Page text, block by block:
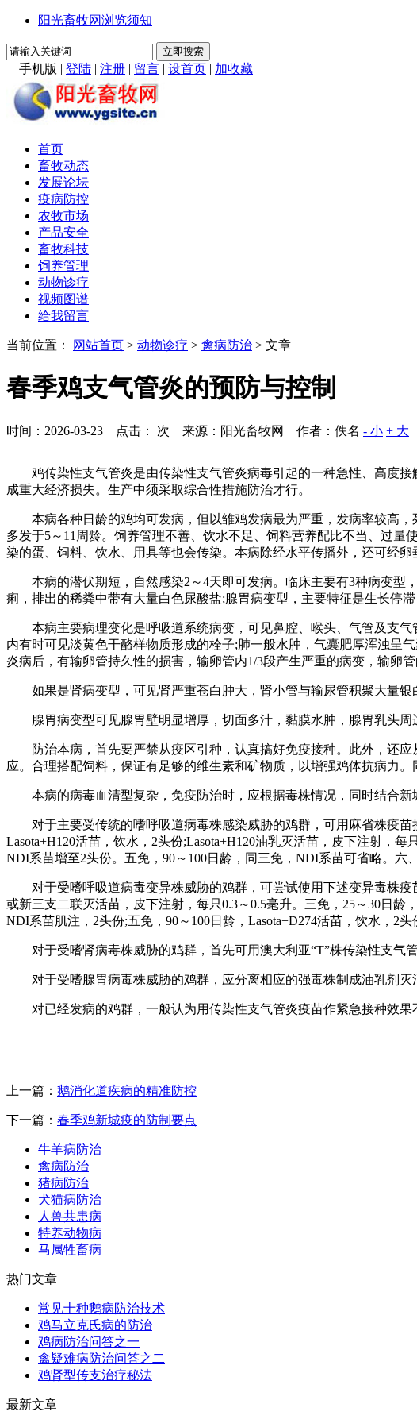
阳光畜牧网浏览须知
手机版 | 登陆 | 注册 | 留言 | 设首页 | 加收藏
首页
畜牧动态
发展论坛
疫病防控
农牧市场
产品安全
畜牧科技
饲养管理
动物诊疗
视频图谱
给我留言
当前位置： 网站首页 > 动物诊疗 > 禽病防治 > 文章
春季鸡支气管炎的预防与控制
时间：2026-03-23 点击： 次 来源：阳光畜牧网 作者：佚名 - 小 + 大
鸡传染性支气管炎是由传染性支气管炎病毒引起的一种急性、高度
成重大经济损失。生产中须采取综合性措施防治才行。
本病各种日龄的鸡均可发病，但以雏鸡发病最为严重，发病率较高
多发于5～11周龄。饲养管理不善、饮水不足、饲料营养配比不当、过
染的蛋、饲料、饮水、用具等也会传染。本病除经水平传播外，还可经
本病的潜伏期短，自然感染2～4天即可发病。临床主要有3种病变
痢，排出的稀粪中带有大量白色尿酸盐;腺胃病变型，主要特征是生长停
本病主要病理变化是呼吸道系统病变，可见鼻腔、喉头、气管及支
内有时可见淡黄色干酪样物质形成的栓子;肺一般水肿，气囊肥厚浑浊呈
炎病后，有输卵管持久性的损害，输卵管内1/3段产生严重的病变，输卵
如果是肾病变型，可见肾严重苍白肿大，肾小管与输尿管积聚大量
腺胃病变型可见腺胃壁明显增厚，切面多汁，黏膜水肿，腺胃乳头
防治本病，首先要严禁从疫区引种，认真搞好免疫接种。此外，还
应。合理搭配饲料，保证有足够的维生素和矿物质，以增强鸡体抗病力
本病的病毒血清型复杂，免疫防治时，应根据毒株情况，同时结合
对于主要受传统的嗜呼吸道病毒株感染威胁的鸡群，可用麻省株疫
Lasota+H120活苗，饮水，2头份;Lasota+H120油乳灭活苗，皮下注射，
NDI系苗增至2头份。五免，90～100日龄，同三免，NDI系苗可省略。六
对于受嗜呼吸道病毒变异株威胁的鸡群，可尝试使用下述变异毒株疫
或新三支二联灭活苗，皮下注射，每只0.3～0.5毫升。三免，25～30日龄
NDI系苗肌注，2头份;五免，90～100日龄，Lasota+D274活苗，饮水，2
对于受嗜肾病毒株威胁的鸡群，首先可用澳大利亚“T”株传染性支气
对于受嗜腺胃病毒株威胁的鸡群，应分离相应的强毒株制成油乳剂
对已经发病的鸡群，一般认为用传染性支气管炎疫苗作紧急接种效
上一篇： 鹅消化道疾病的精准防控
下一篇： 春季鸡新城疫的防制要点
牛羊病防治
禽病防治
猪病防治
犬猫病防治
人兽共患病
特养动物病
马属牲畜病
热门文章
常见十种鹅病防治技术
鸡马立克氏病的防治
鸡病防治问答之一
禽疑难病防治问答之二
鸡肾型传支治疗秘法
最新文章